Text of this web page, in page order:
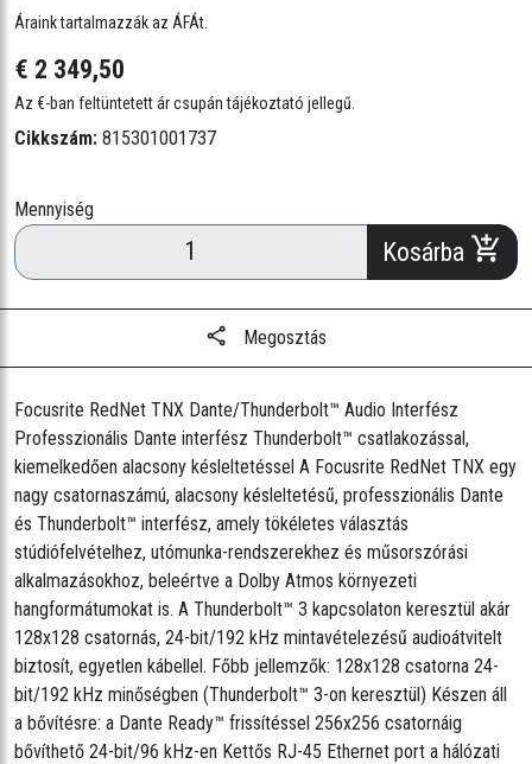
Áraink tartalmazzák az ÁFÁt.
€ 2 349,50
Az €-ban feltüntetett ár csupán tájékoztató jellegű.
Cikkszám: 815301001737
Mennyiség
Kosárba
Megosztás
Focusrite RedNet TNX Dante/Thunderbolt™ Audio Interfész
Professzionális Dante interfész Thunderbolt™ csatlakozással,
kiemelkedően alacsony késleltetéssel A Focusrite RedNet TNX egy
nagy csatornaszámú, alacsony késleltetésű, professzionális Dante
és Thunderbolt™ interfész, amely tökéletes választás
stúdiófelvételhez, utómunka-rendszerekhez és műsorszórási
alkalmazásokhoz, beleértve a Dolby Atmos környezeti
hangformátumokat is. A Thunderbolt™ 3 kapcsolaton keresztül akár
128x128 csatornás, 24-bit/192 kHz mintavételezésű audioátvitelt
biztosít, egyetlen kábellel. Főbb jellemzők: 128x128 csatorna 24-
bit/192 kHz minőségben (Thunderbolt™ 3-on keresztül) Készen áll
a bővítésre: a Dante Ready™ frissítéssel 256x256 csatornáig
bővíthető 24-bit/96 kHz-en Kettős RJ-45 Ethernet port a hálózati